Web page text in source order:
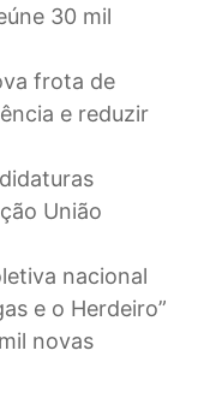
30 mil
frota de
e reduzir
União
nacional
e o Herdeiro”
novas